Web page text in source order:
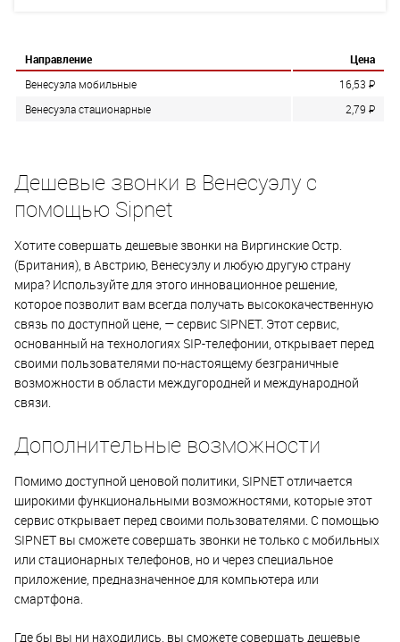
Направление
Цена
Венесуэла мобильные
16,53 P
Венесуэла стационарные
2,79 P
Дешевые звонки в Венесуэлу с
помощью Sipnet
Хотите совершать дешевые звонки на Виргинские Остр.
(Британия), в Австрию, Венесуэлу и любую другую страну
мира? Используйте для этого инновационное решение,
которое позволит вам всегда получать высококачественную
связь по доступной цене, — сервис SIPNET. Этот сервис,
основанный на технологиях SIP-телефонии, открывает перед
своими пользователями по-настоящему безграничные
возможности в области междугородней и международной
связи.
Дополнительные возможности
Помимо доступной ценовой политики, SIPNET отличается
широкими функциональными возможностями, которые этот
сервис открывает перед своими пользователями. С помощью
SIPNET вы сможете совершать звонки не только с мобильных
или стационарных телефонов, но и через специальное
приложение, предназначенное для компьютера или
смартфона.
Где бы вы ни находились, вы сможете совершать дешевые